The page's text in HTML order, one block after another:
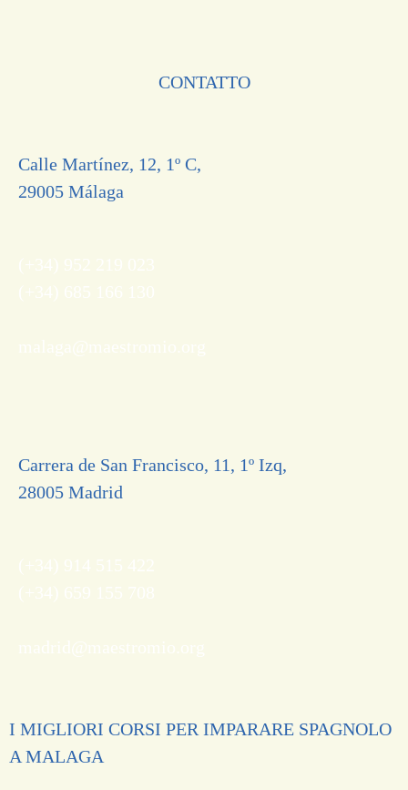
CONTATTO
Calle Martínez, 12, 1º C,
29005 Málaga
Carrera de San Francisco, 11, 1º Izq,
28005 Madrid
I MIGLIORI CORSI PER IMPARARE SPAGNOLO
A MALAGA